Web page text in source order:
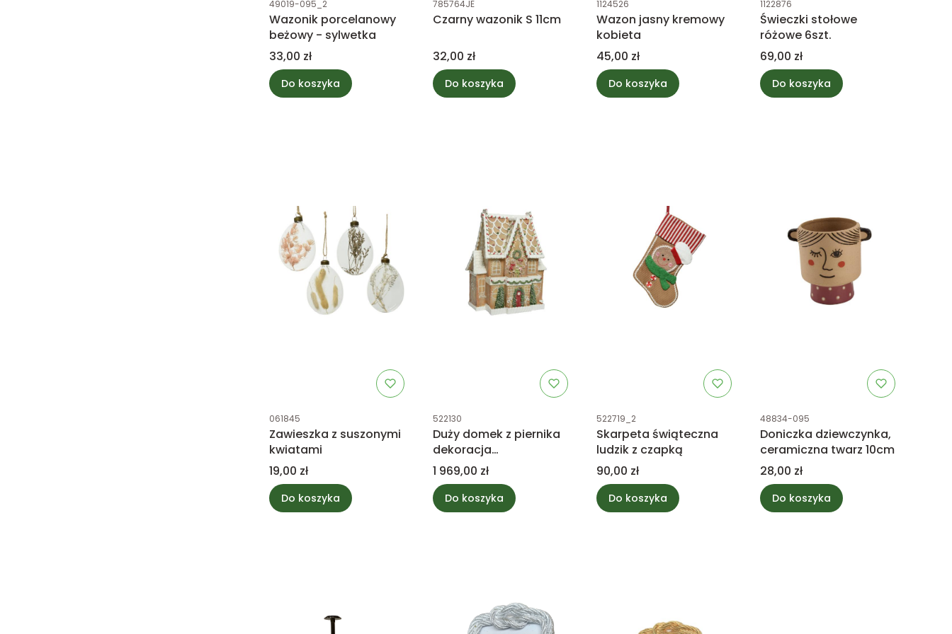
49019-095_2
Wazonik porcelanowy
beżowy - sylwetka
Cena
33,00 zł
Do koszyka
785764JE
Czarny wazonik S 11cm
Cena
32,00 zł
Do koszyka
1124526
Wazon jasny kremowy
kobieta
Cena
45,00 zł
Do koszyka
1122876
Świeczki stołowe
różowe 6szt.
Cena
69,00 zł
Do koszyka
Kod produktu
061845
Zawieszka z suszonymi
kwiatami
Cena
19,00 zł
Do koszyka
Kod produktu
522130
Duży domek z piernika
dekoracja
bożonarodzeniowa
Cena
1 969,00 zł
Do koszyka
Kod produktu
522719_2
Skarpeta świąteczna
ludzik z czapką
Cena
90,00 zł
Do koszyka
Kod produktu
48834-095
Doniczka dziewczynka,
ceramiczna twarz 10cm
Cena
28,00 zł
Do koszyka